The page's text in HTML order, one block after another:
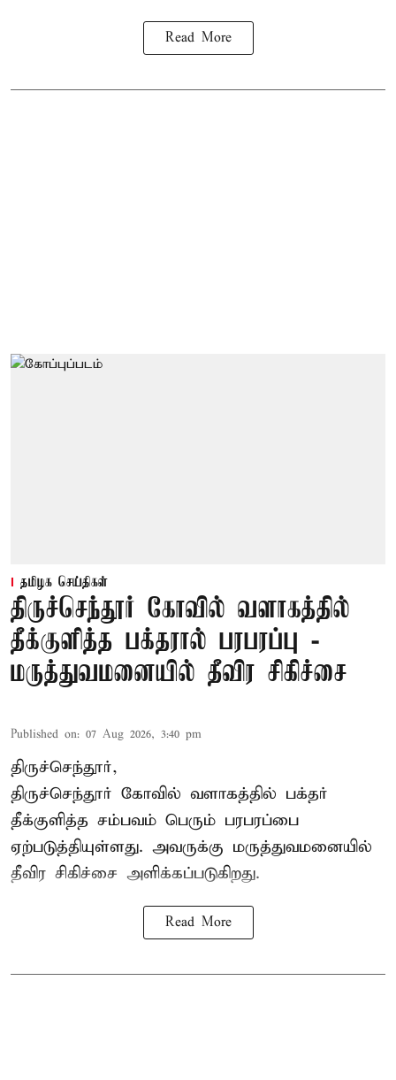
Read More
தமிழக செய்திகள்
திருச்செந்தூர் கோவில் வளாகத்தில்
தீக்குளித்த பக்தரால் பரபரப்பு -
மருத்துவமனையில் தீவிர சிகிச்சை
Published on: 07 Aug 2026, 3:40 pm
திருச்செந்தூர்,
திருச்செந்தூர் கோவில் வளாகத்தில் பக்தர்
தீக்குளித்த சம்பவம் பெரும் பரபரப்பை
ஏற்படுத்தியுள்ளது. அவருக்கு மருத்துவமனையில்
தீவிர சிகிச்சை அளிக்கப்படுகிறது.
Read More